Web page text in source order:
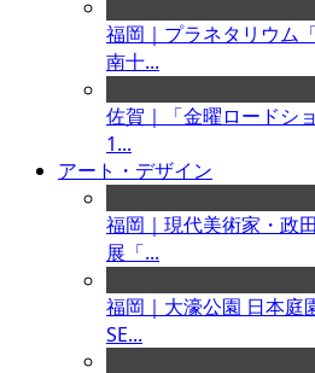
福岡｜プラネタリウム
南十...
佐賀｜「金曜ロードシ
1...
アート・デザイン
福岡｜現代美術家・政
展「...
福岡｜大濠公園 日本庭
SE...